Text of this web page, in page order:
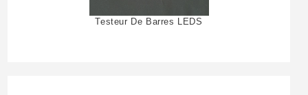
Testeur De Barres LEDS